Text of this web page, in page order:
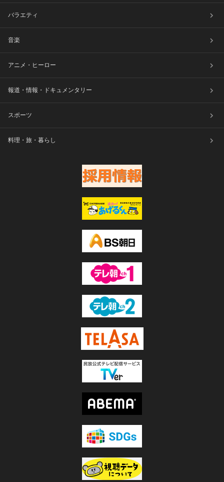
バラエティ
音楽
アニメ・ヒーロー
報道・情報・ドキュメンタリー
スポーツ
料理・旅・暮らし